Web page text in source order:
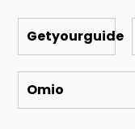
Getyourguide
Omio